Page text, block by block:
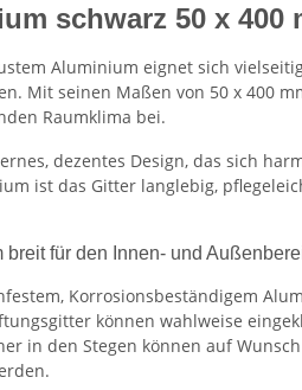
schwarz 50 x 400
Aluminium eignet sich
Mit seinen Maßen von 50 x 400
Raumklima bei.
dezentes Design, das sich
ist das Gitter langlebig,
für den Innen- und
Korrosionsbeständigem
können wahlweise
in den Stegen können auf